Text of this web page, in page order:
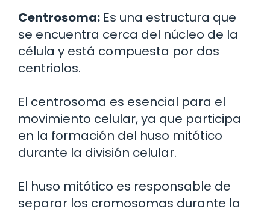
Centrosoma: Es una estructura que
se encuentra cerca del núcleo de la
célula y está compuesta por dos
centriolos.
El centrosoma es esencial para el
movimiento celular, ya que participa
en la formación del huso mitótico
durante la división celular.
El huso mitótico es responsable de
separar los cromosomas durante la